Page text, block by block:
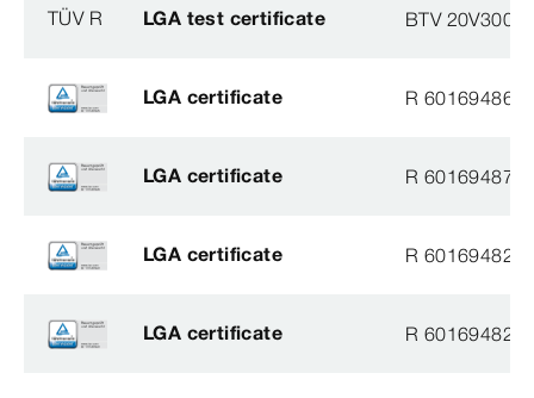
TÜV R LGA test certificate BTV
LGA certificate R 60169486
LGA certificate R 60169487
LGA certificate R 60169482
LGA certificate R 60169482